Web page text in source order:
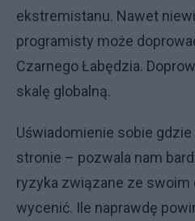
ekstremistanu. Nawet
programisty może
Czarnego Łabędzia.
skalę globalną.
Uświadomienie sobie
stronie – pozwala nam
ryzyka związane ze swoim
wycenić. Ile naprawdę